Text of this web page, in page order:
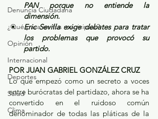
Denuncia Ciudadana
¿Qué pasa en tus municipios?
Opinión
Internacional
Deportes
Salud
Clima
PAN porque no entiende la
dimensión.
Eric Sevilla exige debates para tratar
los problemas que provocó su
partido.
POR JUAN GABRIEL GONZÁLEZ CRUZ
Lo que empezó como un secreto a voces
entre burócratas del partidazo, ahora se ha
convertido en el ruidoso común
denominador de todas las pláticas de la